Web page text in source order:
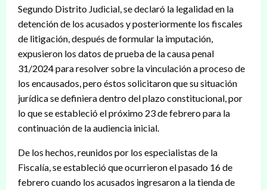
Segundo Distrito Judicial, se declaró la legalidad en la
detención de los acusados y posteriormente los fiscales
de litigación, después de formular la imputación,
expusieron los datos de prueba de la causa penal
31/2024 para resolver sobre la vinculación a proceso de
los encausados, pero éstos solicitaron que su situación
jurídica se definiera dentro del plazo constitucional, por
lo que se estableció el próximo 23 de febrero para la
continuación de la audiencia inicial.
De los hechos, reunidos por los especialistas de la
Fiscalía, se estableció que ocurrieron el pasado 16 de
febrero cuando los acusados ingresaron a la tienda de